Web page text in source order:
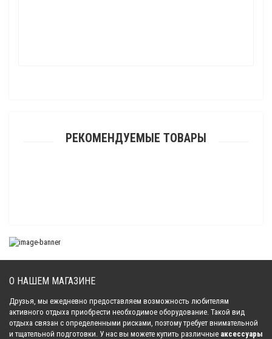
РЕКОМЕНДУЕМЫЕ ТОВАРЫ
О НАШЕМ МАГАЗИНЕ
Друзья, мы ежедневно предоставляем возможность любителям
активного отдыха приобрести необходимое оборудование. Такой вид
отдыха связан с определенными рисками, поэтому требует внимательной
и тщательной подготовки. У нас вы можете купить различные аксессуары